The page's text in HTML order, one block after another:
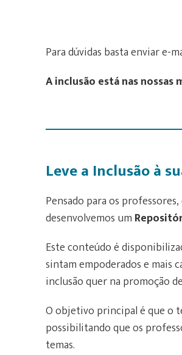
Para dúvidas basta enviar e-
A inclusão está nas nossas
Leve a Inclusão à
Pensado para os
desenvolvemos um
Este conteúdo é
sintam empoderados e mais
inclusão quer na promoção
O objetivo principal é que o
possibilitando que os
temas.